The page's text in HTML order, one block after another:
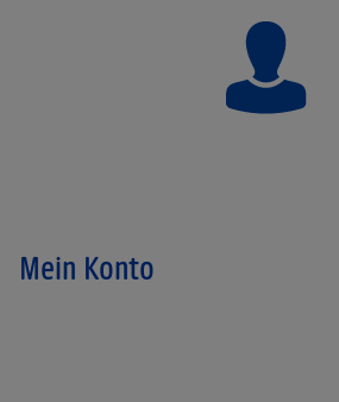
Mein Konto